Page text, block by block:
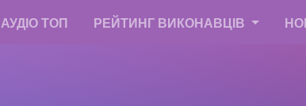
АУДІО ТОП РЕЙТИНГ ВИКОНАВЦІВ